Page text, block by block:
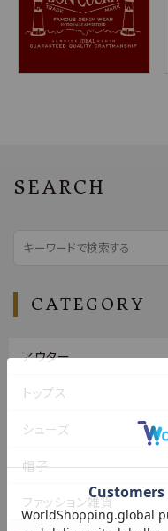
ログイン
SEARCH
CATEGORY
アウター
トップス
シューズ
帽子
ファッション雑貨